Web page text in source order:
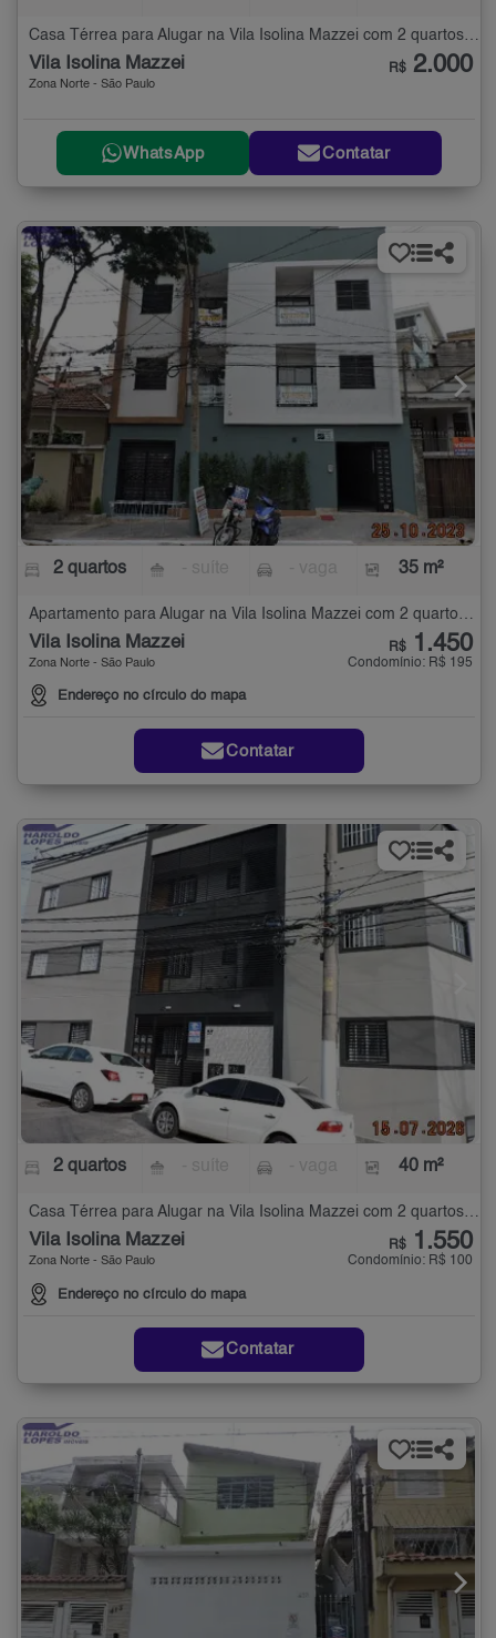
Casa Térrea para Alugar na Vila Isolina Mazzei com 2 quartos - 65 m²
Vila Isolina Mazzei
Zona Norte - São Paulo
R$ 2.000
WhatsApp Contatar
2 quartos 35 m²
Apartamento para Alugar na Vila Isolina Mazzei com 2 quartos - 35 m²
Vila Isolina Mazzei
Zona Norte - São Paulo
Endereço no círculo do mapa
R$ 1.450
Condomínio: R$ 195
Contatar
2 quartos 40 m²
Casa Térrea para Alugar na Vila Isolina Mazzei com 2 quartos - 40 m²
Vila Isolina Mazzei
Zona Norte - São Paulo
Endereço no círculo do mapa
R$ 1.550
Condomínio: R$ 100
Contatar